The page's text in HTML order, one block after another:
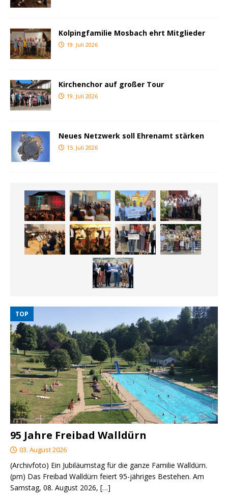
Kolpingfamilie Mosbach ehrt Mitglieder
19. Juli 2026
Kirchenchor auf großer Tour
19. Juli 2026
Neues Netzwerk soll Ehrenamt stärken
15. Juli 2026
TOP
95 Jahre Freibad Walldürn
03. August 2026
(Archivfoto) Ein Jubiläumstag für die ganze Familie Walldürn.
(pm) Das Freibad Walldürn feiert 95-jähriges Bestehen. Am
Samstag, 08. August 2026, […]